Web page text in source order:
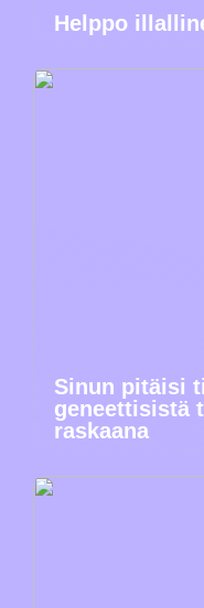
Helppo
Sinun pitäisi
geneettisistä
raskaana